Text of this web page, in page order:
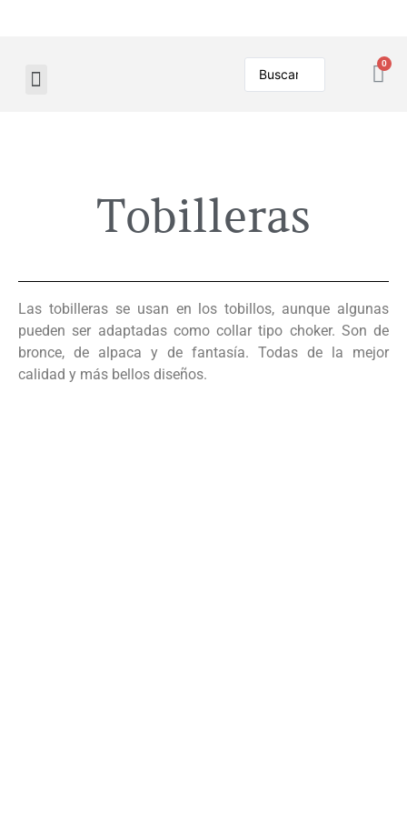
Tobilleras
Las tobilleras se usan en los tobillos, aunque algunas
pueden ser adaptadas como collar tipo choker. Son de
bronce, de alpaca y de fantasía. Todas de la mejor
calidad y más bellos diseños.